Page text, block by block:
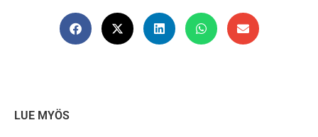
LUE MYÖS